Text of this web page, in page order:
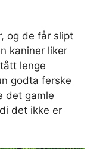
og de får slipt
kaniner liker
lenge
godta ferske
det gamle
det ikke er